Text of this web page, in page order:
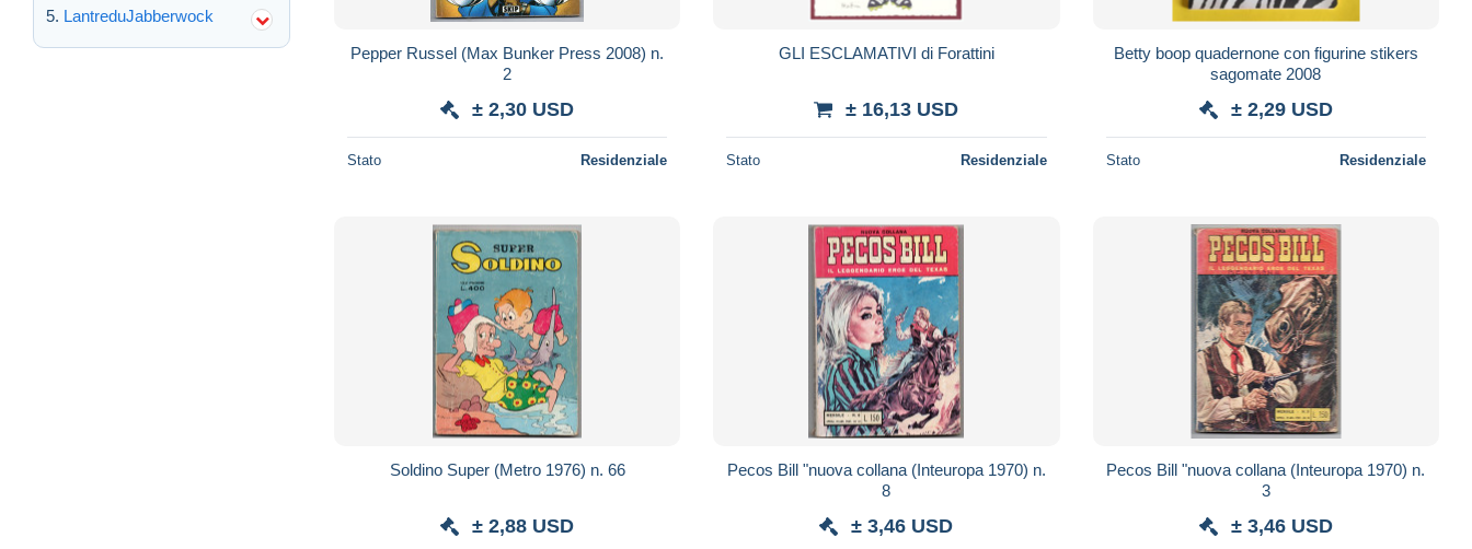
LantreduJabberwock
Pepper Russel (Max Bunker Press 2008) n.
2
± 2,30 USD
Stato Residenziale
GLI ESCLAMATIVI di Forattini
± 16,13 USD
Stato Residenziale
Betty boop quadernone con figurine stikers
sagomate 2008
± 2,29 USD
Stato Residenziale
Soldino Super (Metro 1976) n. 66
± 2,88 USD
Pecos Bill "nuova collana (Inteuropa 1970) n.
8
± 3,46 USD
Pecos Bill "nuova collana (Inteuropa 1970) n.
3
± 3,46 USD